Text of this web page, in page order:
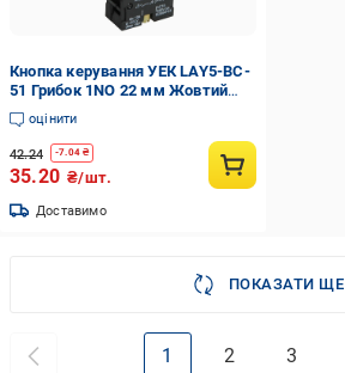
Кнопка керування УЕК LAY5-BC-
51 Грибок 1NO 22 мм Жовтий
(BBG70-BC-K05)
оцінити
42.24 -7.04 ₴
35.20 ₴/шт.
Доставимо
ПОКАЗАТИ ЩЕ
1 2 3